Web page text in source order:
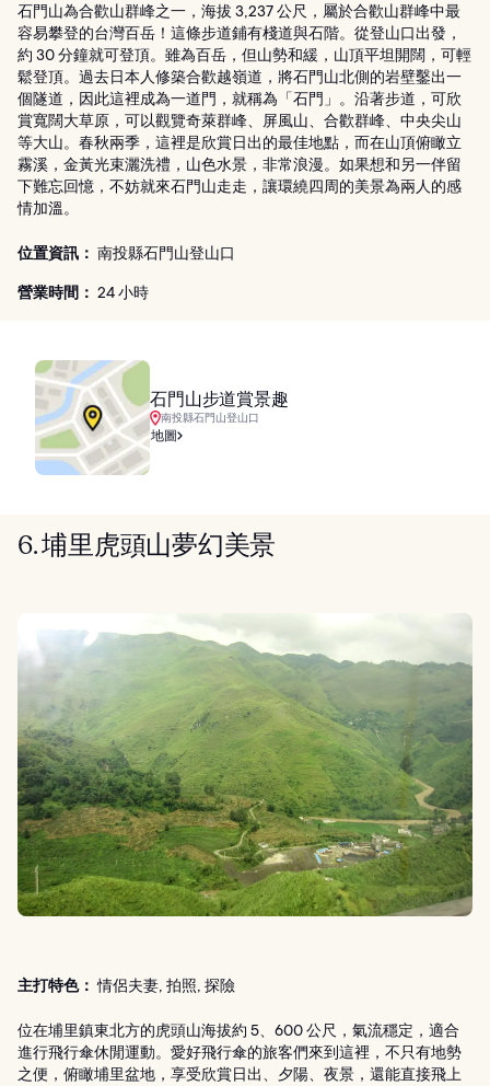
石門山為合歡山群峰之一，海拔 3,237 公尺，屬於合歡山群峰中最
容易攀登的台灣百岳！這條步道鋪有棧道與石階。從登山口出發，
約 30 分鐘就可登頂。雖為百岳，但山勢和緩，山頂平坦開闊，可輕
鬆登頂。過去日本人修築合歡越嶺道，將石門山北側的岩壁鑿出一
個隧道，因此這裡成為一道門，就稱為「石門」。沿著步道，可欣
賞寬闊大草原，可以觀覽奇萊群峰、屏風山、合歡群峰、中央尖山
等大山。春秋兩季，這裡是欣賞日出的最佳地點，而在山頂俯瞰立
霧溪，金黃光束灑洗禮，山色水景，非常浪漫。如果想和另一伴留
下難忘回憶，不妨就來石門山走走，讓環繞四周的美景為兩人的感
情加溫。
位置資訊： 南投縣石門山登山口
營業時間： 24 小時
石門山步道賞景趣
南投縣石門山登山口
地圖
6. 埔里虎頭山夢幻美景
主打特色： 情侶夫妻, 拍照, 探險
位在埔里鎮東北方的虎頭山海拔約 5、600 公尺，氣流穩定，適合
進行飛行傘休閒運動。愛好飛行傘的旅客們來到這裡，不只有地勢
之便，俯瞰埔里盆地，享受欣賞日出、夕陽、夜景，還能直接飛上